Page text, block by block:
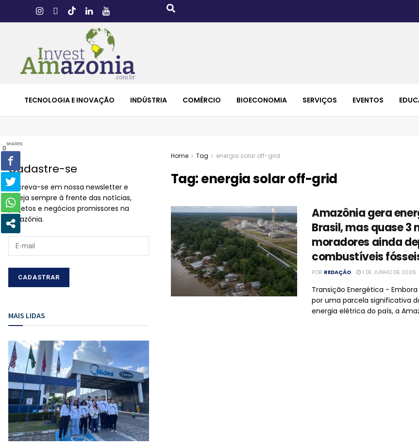
TECNOLOGIA E INOVAÇÃO INDÚSTRIA COMÉRCIO BIOECONOMIA SERVIÇOS EVENTOS
Home Tag energia solar off-grid
Tag:energia solar off-grid
Amazônia gera
Brasil, mas quase 3
moradores ainda
combustíveis
POR REDAÇÃO 1 DE JUNHO DE 2026
Transição Energética -
por uma parcela significativa
energia elétrica do país, a
Cadastre-se
Inscreva-se em nossa newsletter e
esteja sempre à frente das notícias,
projetos e negócios promissores na
Amazônia.
MAIS LIDAS
0
SHARES